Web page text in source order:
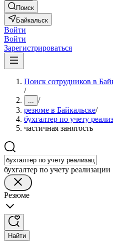
Поиск
Байкальск
Войти
Войти
Зарегистрироваться
Поиск сотрудников в
/
... /
резюме в Байкальске/
бухгалтер по учету
частичная занятость
бухгалтер по учету реализации
Резюме
Найти